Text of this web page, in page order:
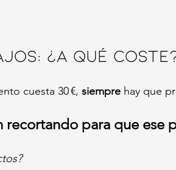
¿a qué
cuesta 30 €, siempre hay que
recortando para que ese